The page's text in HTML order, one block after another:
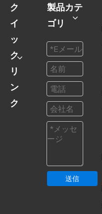
ク
イ
ッ
ク
リ
ン
ク
製品カテ
ゴリ
送信